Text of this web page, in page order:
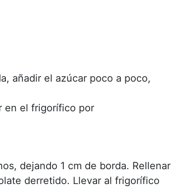
añadir el azúcar poco a poco,
en el frigorífico por
dejando 1 cm de borda. Rellenar
derretido. Llevar al frigorífico